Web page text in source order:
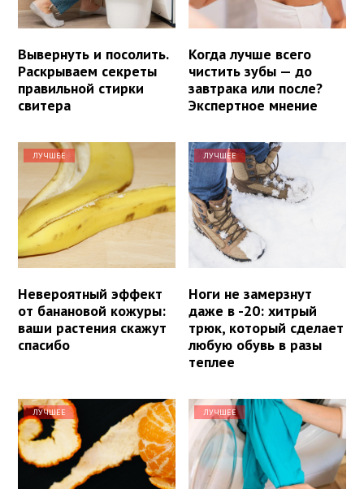
Вывернуть и посолить.
Раскрываем секреты
правильной стирки
свитера
Когда лучше всего
чистить зубы — до
завтрака или после?
Экспертное мнение
ЛУЧШЕЕ
Невероятный эффект
от банановой кожуры:
ваши растения скажут
спасибо
ЛУЧШЕЕ
Ноги не замерзнут
даже в -20: хитрый
трюк, который сделает
любую обувь в разы
теплее
ЛУЧШЕЕ ЛУЧШЕЕ